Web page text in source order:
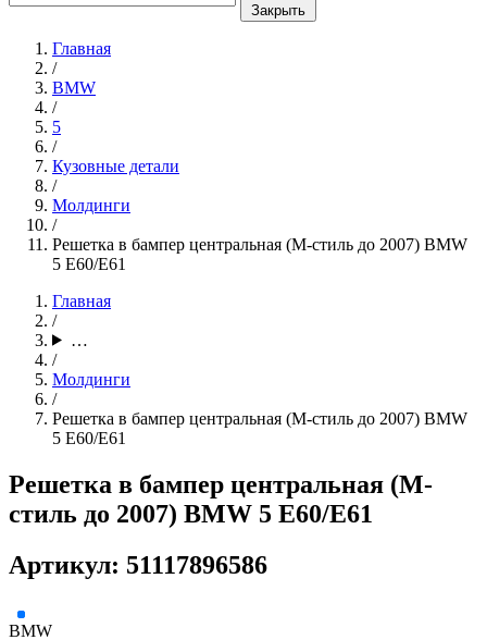
Закрыть
Главная
/
BMW
/
5
/
Кузовные детали
/
Молдинги
/
Решетка в бампер центральная (М-стиль до 2007) BMW
5 E60/E61
Главная
/
…
/
Молдинги
/
Решетка в бампер центральная (М-стиль до 2007) BMW
5 E60/E61
Решетка в бампер центральная (М-
стиль до 2007) BMW 5 E60/E61
Артикул: 51117896586
BMW